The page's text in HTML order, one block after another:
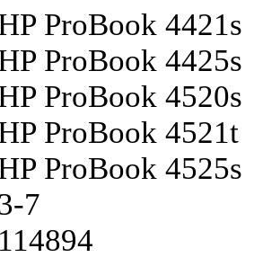
ProBook 4421s
ProBook 4425s
ProBook 4520s
ProBook 4521t
ProBook 4525s
7
114894